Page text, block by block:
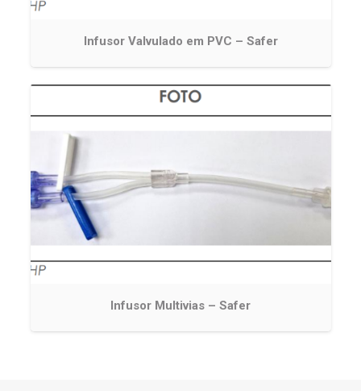
Infusor Valvulado em PVC – Safer
Infusor Multivias – Safer